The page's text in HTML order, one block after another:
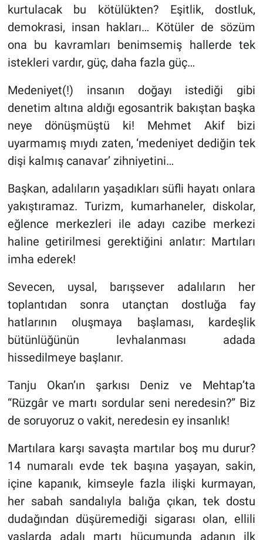
kurtulacak bu kötülükten? Eşitlik, dostluk,
demokrasi, insan hakları… Kötüler de sözüm
ona bu kavramları benimsemiş hallerde tek
istekleri vardır, güç, daha fazla güç…
Medeniyet(!) insanın doğayı istediği gibi
denetim altına aldığı egosantrik bakıştan başka
neye dönüşmüştü ki! Mehmet Akif bizi
uyarmamış mıydı zaten, ‘medeniyet dediğin tek
dişi kalmış canavar’ zihniyetini…
Başkan, adalıların yaşadıkları süfli hayatı onlara
yakıştıramaz. Turizm, kumarhaneler, diskolar,
eğlence merkezleri ile adayı cazibe merkezi
haline getirilmesi gerektiğini anlatır: Martıları
imha ederek!
Sevecen, uysal, barışsever adalıların her
toplantıdan sonra utançtan dostluğa fay
hatlarının oluşmaya başlaması, kardeşlik
bütünlüğünün levhalanması adada
hissedilmeye başlanır.
Tanju Okan’ın şarkısı Deniz ve Mehtap’ta
“Rüzgâr ve martı sordular seni neredesin?” Biz
de soruyoruz o vakit, neredesin ey insanlık!
Martılara karşı savaşta martılar boş mu durur?
14 numaralı evde tek başına yaşayan, sakin,
içine kapanık, kimseyle fazla ilişki kurmayan,
her sabah sandalıyla balığa çıkan, tek dostu
dudağından düşüremediği sigarası olan, ellili
yaşlarda adalı martı hücumunda adanın ilk